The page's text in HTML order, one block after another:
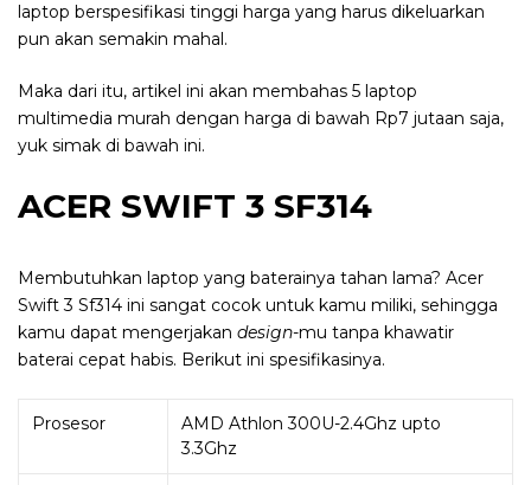
laptop berspesifikasi tinggi harga yang harus dikeluarkan
pun akan semakin mahal.
Maka dari itu, artikel ini akan membahas 5 laptop
multimedia murah dengan harga di bawah Rp7 jutaan saja,
yuk simak di bawah ini.
ACER SWIFT 3 SF314
Membutuhkan laptop yang baterainya tahan lama? Acer
Swift 3 Sf314 ini sangat cocok untuk kamu miliki, sehingga
kamu dapat mengerjakan design-mu tanpa khawatir
baterai cepat habis. Berikut ini spesifikasinya.
Prosesor
AMD Athlon 300U-2.4Ghz upto
3.3Ghz